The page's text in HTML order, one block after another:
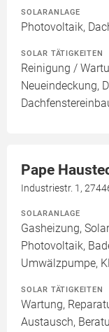
SOLARANLAGE
Photovoltaik,
SOLAR TÄTIGKEITEN
Reinigung /
Neueindeckung,
Pape
Industriestr. 1,
SOLARANLAGE
Gasheizung,
Photovoltaik,
Umwälzpumpe,
SOLAR TÄTIGKEITEN
Wartung,
Austausch,